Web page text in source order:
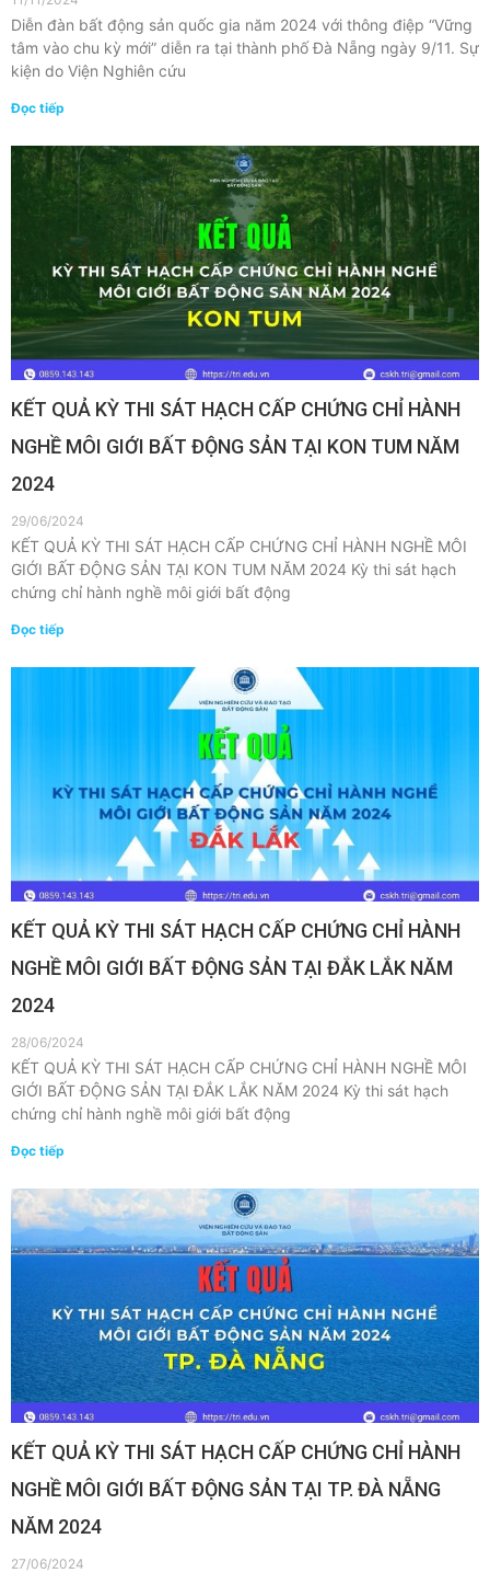
Diễn đàn bất động sản quốc gia năm 2024 với thông điệp “Vững
tâm vào chu kỳ mới” diễn ra tại thành phố Đà Nẵng ngày 9/11. Sự
kiện do Viện Nghiên cứu
Đọc tiếp
KẾT QUẢ KỲ THI SÁT HẠCH CẤP CHỨNG CHỈ HÀNH
NGHỀ MÔI GIỚI BẤT ĐỘNG SẢN TẠI KON TUM NĂM
2024
29/06/2024
KẾT QUẢ KỲ THI SÁT HẠCH CẤP CHỨNG CHỈ HÀNH NGHỀ MÔI
GIỚI BẤT ĐỘNG SẢN TẠI KON TUM NĂM 2024 Kỳ thi sát hạch
chứng chỉ hành nghề môi giới bất động
Đọc tiếp
KẾT QUẢ KỲ THI SÁT HẠCH CẤP CHỨNG CHỈ HÀNH
NGHỀ MÔI GIỚI BẤT ĐỘNG SẢN TẠI ĐẮK LẮK NĂM
2024
28/06/2024
KẾT QUẢ KỲ THI SÁT HẠCH CẤP CHỨNG CHỈ HÀNH NGHỀ MÔI
GIỚI BẤT ĐỘNG SẢN TẠI ĐẮK LẮK NĂM 2024 Kỳ thi sát hạch
chứng chỉ hành nghề môi giới bất động
Đọc tiếp
KẾT QUẢ KỲ THI SÁT HẠCH CẤP CHỨNG CHỈ HÀNH
NGHỀ MÔI GIỚI BẤT ĐỘNG SẢN TẠI TP. ĐÀ NẴNG
NĂM 2024
27/06/2024